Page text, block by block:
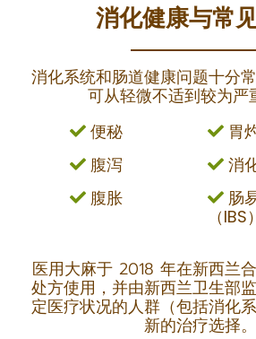
消化健康与常
消化系统和肠道健康问题十分
可从轻微不适到较为严
便秘
胃
腹泻
消
腹胀
肠
（IBS）
医用大麻于 2018 年在新西兰
处方使用，并由新西兰卫生部
定医疗状况的人群（包括消化
新的治疗选择。